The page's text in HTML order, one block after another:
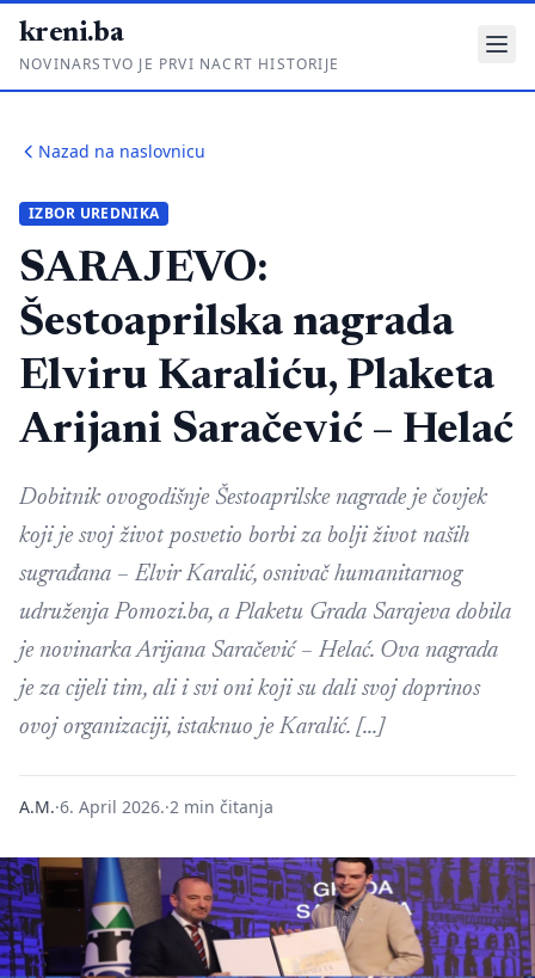
kreni.ba
NOVINARSTVO JE PRVI NACRT HISTORIJE
Ponos i glas
Daljinski u ruke
Romski put
O nama
Impressum
Kontakt
Nazad na naslovnicu
IZBOR UREDNIKA
SARAJEVO:
Šestoaprilska nagrada
Elviru Karaliću, Plaketa
Arijani Saračević – Helać
Dobitnik ovogodišnje Šestoaprilske nagrade je čovjek
koji je svoj život posvetio borbi za bolji život naših
sugrađana – Elvir Karalić, osnivač humanitarnog
udruženja Pomozi.ba, a Plaketu Grada Sarajeva dobila
je novinarka Arijana Saračević – Helać. Ova nagrada
je za cijeli tim, ali i svi oni koji su dali svoj doprinos
ovoj organizaciji, istaknuo je Karalić. […]
A.M.·6. April 2026.·2 min čitanja